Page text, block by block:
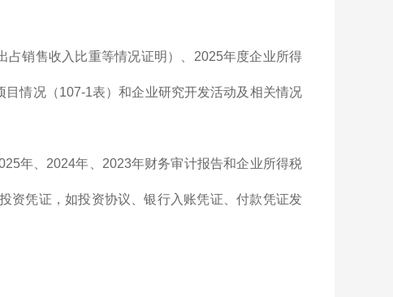
占销售收入比重等情况证明）、2025年度企业所得
情况（107-1表）和企业研究开发活动及相关情况
年、2024年、2023年财务审计报告和企业所得税
资凭证，如投资协议、银行入账凭证、付款凭证发